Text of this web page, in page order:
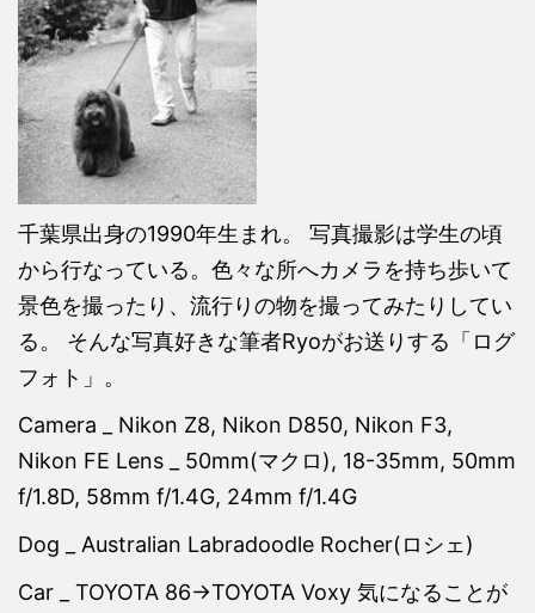
千葉県出身の1990年生まれ。 写真撮影は学生の頃
から行なっている。色々な所へカメラを持ち歩いて
景色を撮ったり、流行りの物を撮ってみたりしてい
る。 そんな写真好きな筆者Ryoがお送りする「ログ
フォト」。
Camera _ Nikon Z8, Nikon D850, Nikon F3,
Nikon FE Lens _ 50mm(マクロ), 18-35mm, 50mm
f/1.8D, 58mm f/1.4G, 24mm f/1.4G
Dog _ Australian Labradoodle Rocher(ロシェ)
Car _ TOYOTA 86→TOYOTA Voxy 気になることが